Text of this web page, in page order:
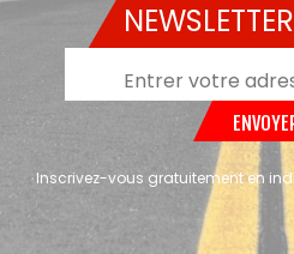
Inscrivez-vous gratuitement en